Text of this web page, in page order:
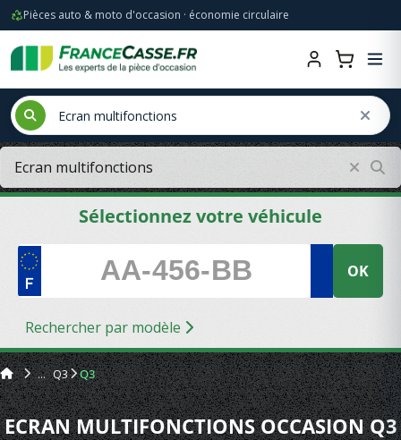
Pièces auto & moto d'occasion · économie circulaire
Sélectionnez votre véhicule
OK
Rechercher par modèle
Q3 Q3
ECRAN MULTIFONCTIONS OCCASION Q3